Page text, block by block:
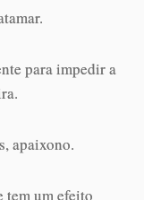
para impedir a
apaixono.
tem um efeito